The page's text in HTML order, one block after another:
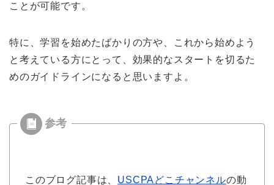
ことが可能です。
特に、学習を始めたばかりの方や、これから始めよう
と考えている方にとって、効果的なスタートを切るた
めのガイドラインになると思いますよ。
このブログ記事は、 USCPAどこチャンネルの動